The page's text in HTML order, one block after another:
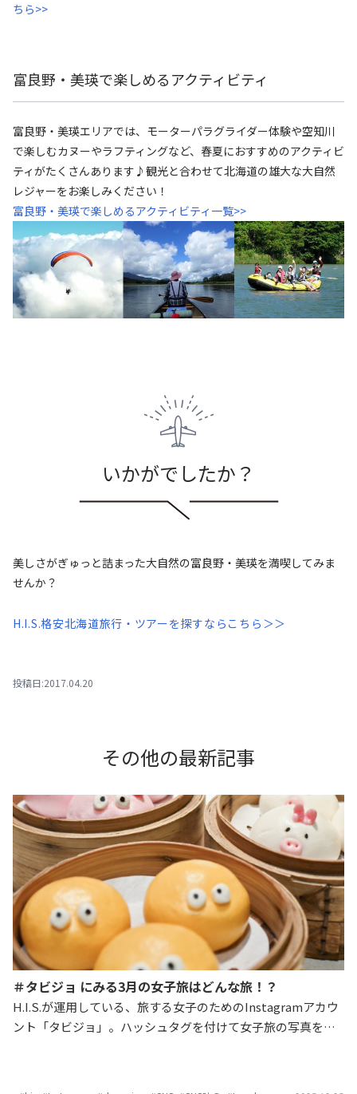
ちら>>
富良野・美瑛で楽しめるアクティビティ
富良野・美瑛エリアでは、モーターパラグライダー体験や空知川
で楽しむカヌーやラフティングなど、春夏におすすめのアクティビ
ティがたくさんあります♪観光と合わせて北海道の雄大な大自然
レジャーをお楽しみください！
富良野・美瑛で楽しめるアクティビティ一覧>>
いかがでしたか？
美しさがぎゅっと詰まった大自然の富良野・美瑛を満喫してみま
せんか？
H.I.S.格安北海道旅行・ツアーを探すならこちら＞＞
投稿日:2017.04.20
その他の最新記事
＃タビジョ にみる3月の女子旅はどんな旅！？
H.I.S.が運用している、旅する女子のためのInstagramアカウ
ント「タビジョ」。ハッシュタグを付けて女子旅の写真を投